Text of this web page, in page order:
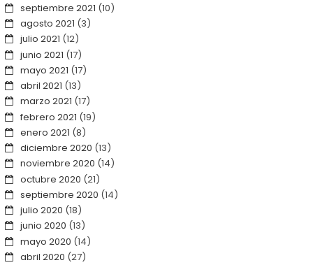
septiembre 2021 (10)
agosto 2021 (3)
julio 2021 (12)
junio 2021 (17)
mayo 2021 (17)
abril 2021 (13)
marzo 2021 (17)
febrero 2021 (19)
enero 2021 (8)
diciembre 2020 (13)
noviembre 2020 (14)
octubre 2020 (21)
septiembre 2020 (14)
julio 2020 (18)
junio 2020 (13)
mayo 2020 (14)
abril 2020 (27)